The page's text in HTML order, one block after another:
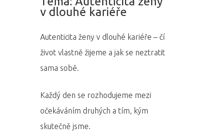
v dlouhé kariéře
Autenticita ženy v dlouhé kariéře – čí
život vlastně žijeme a jak se neztratit
sama sobě.
Každý den se rozhodujeme mezi
očekáváním druhých a tím, kým
skutečně jsme.
Dopad
Aktuality
Vstupenky